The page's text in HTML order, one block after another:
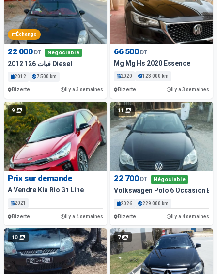
Échange
22 000 DT Négociable
فيات 126 2012 Diesel
2012 7 500 km
Bizerte Il y a 3 semaines
66 500 DT
Mg Mg Hs 2020 Essence
2020 123 000 km
Bizerte Il y a 3 semaines
9
Prix sur demande
A Vendre Kia Rio Gt Line
2021
Bizerte Il y a 4 semaines
11
22 700 DT Négociable
Volkswagen Polo 6 Occasion
2026 229 000 km
Bizerte Il y a 4 semaines
10 7